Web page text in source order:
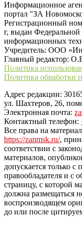
Информационное
портал "ЗА
Регистрационный
г, выдан Федеральной
информационных
Учредитель: ООО
Главный редактор:
Политика
Политика обработки
Адрес редакции:
ул. Шахтеров, 26,
Электронная почта:
Контактный телефон:
Все права на
https://zanmsk.ru/,
соответствии с
материалов,
допускается только
правообладателя и с
страницу, с которой
должна размещаться
воспроизводящем
до или после